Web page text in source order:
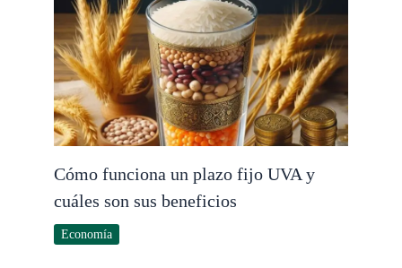
Cómo funciona un plazo fijo UVA y
cuáles son sus beneficios
Economía